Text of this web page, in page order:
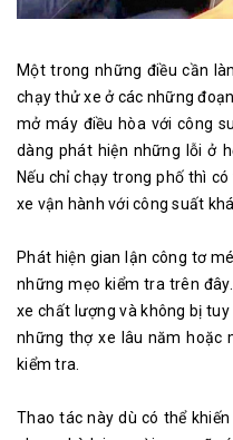
Một trong những điều cần
chạy thử xe ở các những
mở máy điều hòa với công
dàng phát hiện những lỗi ở
Nếu chỉ chạy trong phố thì
xe vận hành với công suất
Phát hiện gian lận công tơ
những mẹo kiểm tra trên
xe chất lượng và không bị
những thợ xe lâu năm hoặc
kiểm tra.
Thao tác này dù có thể